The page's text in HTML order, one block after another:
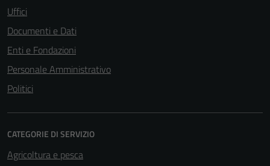
Uffici
Documenti e Dati
Enti e Fondazioni
Personale Amministrativo
Politici
CATEGORIE DI SERVIZIO
Agricoltura e pesca